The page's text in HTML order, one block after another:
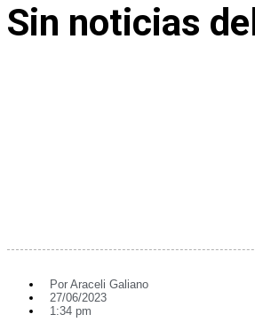
Sin noticias
Por Araceli Galiano
27/06/2023
1:34 pm